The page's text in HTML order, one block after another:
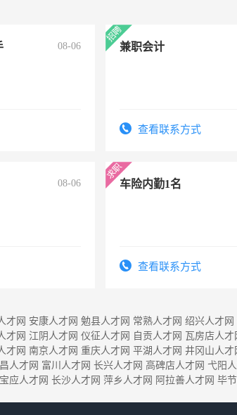
08-06 兼职会计
查看联系方式
08-06 车险内勤1名
查看联系方式
才网 安康人才网 勉县人才网 常熟人才网 绍兴人才网
才网 江阴人才网 仪征人才网 自贡人才网 瓦房店人才
才网 南京人才网 重庆人才网 平湖人才网 井冈山人才
人才网 富川人才网 长兴人才网 高碑店人才网 弋阳
宝应人才网 长沙人才网 萍乡人才网 阿拉善人才网 毕